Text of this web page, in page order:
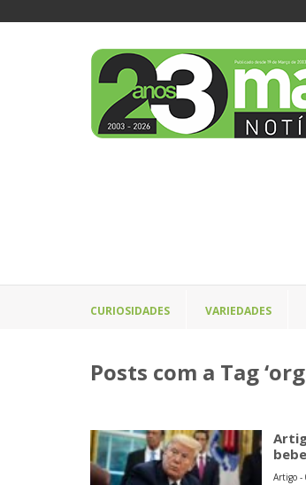
CURIOSIDADES VARIEDADES
Posts com a Tag
Artigo